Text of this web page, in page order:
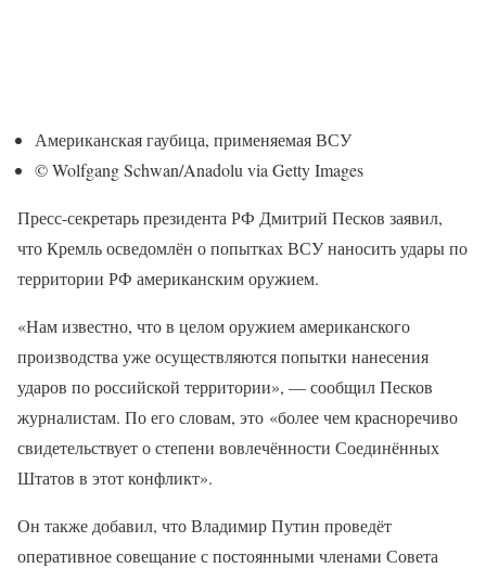
Американская гаубица, применяемая ВСУ
© Wolfgang Schwan/Anadolu via Getty Images
Пресс-секретарь президента РФ Дмитрий Песков заявил,
что Кремль осведомлён о попытках ВСУ наносить удары по
территории РФ американским оружием.
«Нам известно, что в целом оружием американского
производства уже осуществляются попытки нанесения
ударов по российской территории», — сообщил Песков
журналистам. По его словам, это «более чем красноречиво
свидетельствует о степени вовлечённости Соединённых
Штатов в этот конфликт».
Он также добавил, что Владимир Путин проведёт
оперативное совещание с постоянными членами Совета